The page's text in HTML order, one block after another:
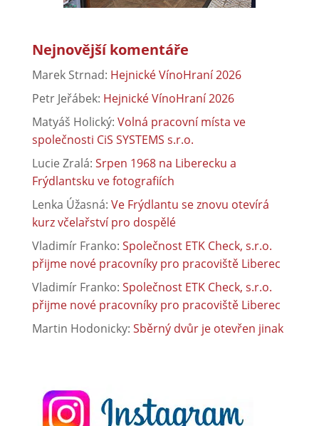
Nejnovější komentáře
Marek Strnad: Hejnické VínoHraní 2026
Petr Jeřábek: Hejnické VínoHraní 2026
Matyáš Holický: Volná pracovní místa ve
společnosti CiS SYSTEMS s.r.o.
Lucie Zralá: Srpen 1968 na Liberecku a
Frýdlantsku ve fotografiích
Lenka Úžasná: Ve Frýdlantu se znovu otevírá
kurz včelařství pro dospělé
Vladimír Franko: Společnost ETK Check, s.r.o.
přijme nové pracovníky pro pracoviště Liberec
Vladimír Franko: Společnost ETK Check, s.r.o.
přijme nové pracovníky pro pracoviště Liberec
Martin Hodonicky: Sběrný dvůr je otevřen jinak